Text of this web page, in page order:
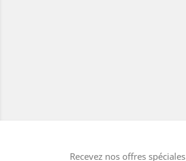
Recevez nos offres spéciales